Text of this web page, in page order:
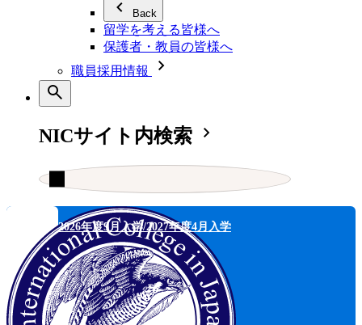
Back
留学を考える皆様へ
保護者・教員の皆様へ
職員採用情報
NICサイト内検索
検索キーワード入力
海外大学の学位取得を目指すなら正規留学。
NICから世界の名門大学へ、
2026年度9月入学/2027年度4月入学